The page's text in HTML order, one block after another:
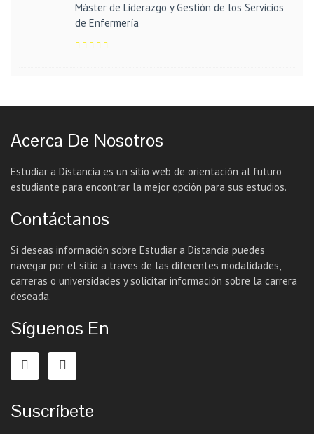
Máster de Liderazgo y Gestión de los Servicios
de Enfermería
Acerca De Nosotros
Estudiar a Distancia es un sitio web de orientación al futuro
estudiante para encontrar la mejor opción para sus estudios.
Contáctanos
Si deseas información sobre Estudiar a Distancia puedes
navegar por el sitio a traves de las diferentes modalidades,
carreras o universidades y solicitar información sobre la carrera
deseada.
Síguenos En
Suscríbete